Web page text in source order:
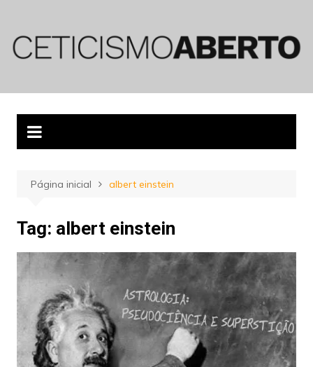
conteúdo
Página inicial albert einstein
Tag: albert einstein